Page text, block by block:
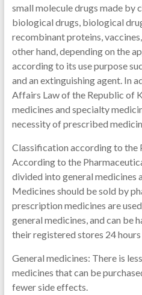
small molecule drugs made by
biological drugs, biological
recombinant proteins,
other hand, depending on the
according to its use purpose
and an extinguishing agent. In
Affairs Law of the Republic of
medicines and specialty
necessity of prescribed
Classification according to the
According to the
divided into general medicines
Medicines should be sold by
prescription medicines are
general medicines, and can be
their registered stores 24 hours
General medicines: There is
medicines that can be
fewer side effects.